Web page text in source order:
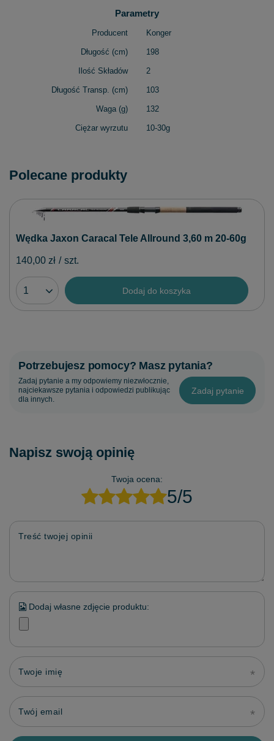
Parametry
Producent Konger
Długość (cm) 198
Ilość Składów 2
Długość Transp. (cm) 103
Waga (g) 132
Ciężar wyrzutu 10-30g
Polecane produkty
Wędka Jaxon Caracal Tele Allround 3,60 m 20-60g
140,00 zł / szt.
Dodaj do koszyka
Potrzebujesz pomocy? Masz pytania?
Zadaj pytanie a my odpowiemy niezwłocznie,
najciekawsze pytania i odpowiedzi publikując
dla innych.
Zadaj pytanie
Napisz swoją opinię
Twoja ocena:
5/5
Treść twojej opinii
Dodaj własne zdjęcie produktu:
Twoje imię
Twój email